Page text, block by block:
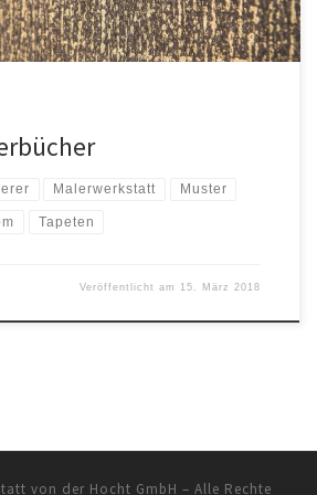
Malerwerkstatt Muster
Tapeten
Veröffentlicht am 15. März 2018
von der Hocht GmbH – Alle Rechte